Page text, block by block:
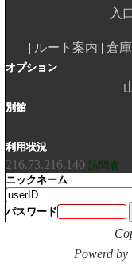
入
ルート案内 倉庫
オプション
別館
利用状況
216.73.216.140 訪問者
ニックネーム
パスワード
Powerd